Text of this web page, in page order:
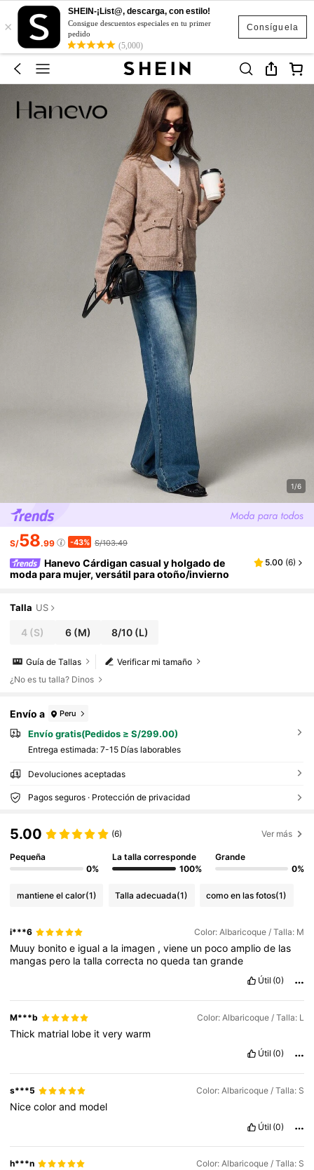
Consíguela
×
SHEIN-¡List@, descarga, con estilo!
Consigue descuentos especiales en tu primer
pedido
(5,000)
1/6
S/58.99 -43% S/103.49
Hanevo Cárdigan casual y holgado de
moda para mujer, versátil para otoño/invierno
5.00 (6)
Talla US
4 (S) 6 (M) 8/10(L)
Verificar mi tamaño
Guía de Tallas
¿No es tu talla? Dinos
Envío a Peru
Envío gratis(Pedidos ≥ S/299.00)
Entrega estimada: 7-15 Días laborables
Devoluciones aceptadas
Pagos seguros · Protección de privacidad
5.00 (6) Ver más
Pequeña
0%
La talla corresponde
100%
Grande
0%
mantiene el calor(1) Talla adecuada(1) como en las fotos(1)
i***6 Color: Albaricoque / Talla: M
Muuy bonitoe iguala la imagen ,viene un pocoampliode las
mangas pero latallacorrecta noquedatangrande
Útil (0)
M***b Color: Albaricoque / Talla: L
Thick matrial lobe itverywarm
Útil (0)
s***5 Color: Albaricoque / Talla: S
Nicecolorand model
Útil (0)
h***n Color: Albaricoque / Talla: S